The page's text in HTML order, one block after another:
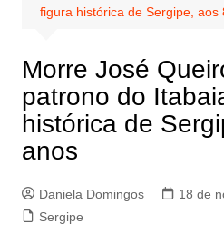
figura histórica de Sergipe, aos
Morre José
patrono do
histórica de
anos
Daniela Domingos
18 de
Sergipe